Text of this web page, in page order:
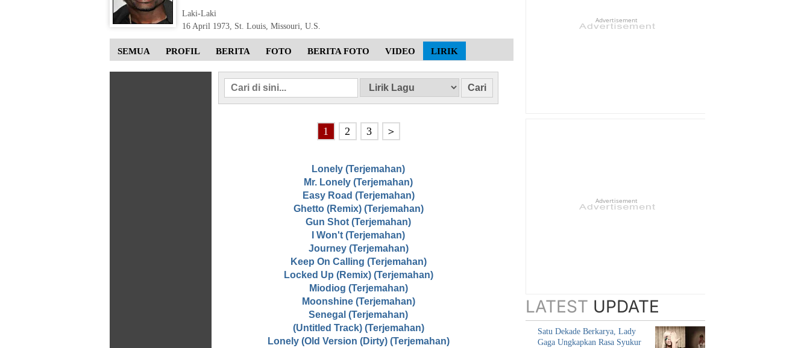
Laki-Laki
16 April 1973, St. Louis, Missouri, U.S.
SEMUA PROFIL BERITA FOTO BERITA FOTO VIDEO LIRIK
1 2 3 ＞
Lonely (Terjemahan)
Mr. Lonely (Terjemahan)
Easy Road (Terjemahan)
Ghetto (Remix) (Terjemahan)
Gun Shot (Terjemahan)
I Won't (Terjemahan)
Journey (Terjemahan)
Keep On Calling (Terjemahan)
Locked Up (Remix) (Terjemahan)
Miodiog (Terjemahan)
Moonshine (Terjemahan)
Senegal (Terjemahan)
(Untitled Track) (Terjemahan)
Lonely (Old Version (Dirty) (Terjemahan)
Advertisement
Advertisement
LATEST UPDATE
Satu Dekade Berkarya, Lady
Gaga Ungkapkan Rasa Syukur